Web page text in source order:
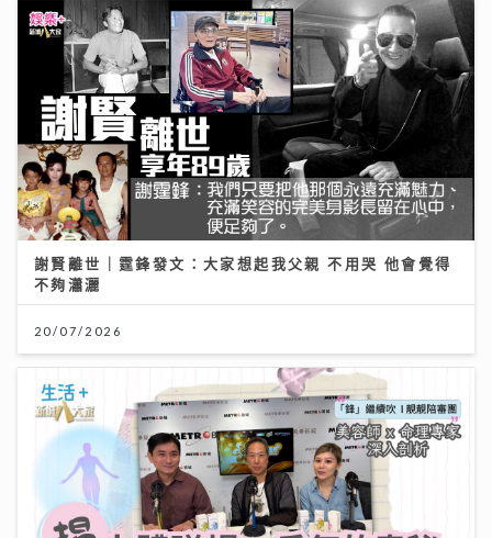
謝賢離世｜霆鋒發文：大家想起我父親 不用哭 他會覺得
不夠瀟灑
20/07/2026